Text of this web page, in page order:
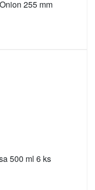
255 mm
500 ml 6 ks